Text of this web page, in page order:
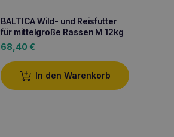
BALTICA Wild- und Reisfutter
für mittelgroße Rassen M 12kg
68,40 €
In den Warenkorb